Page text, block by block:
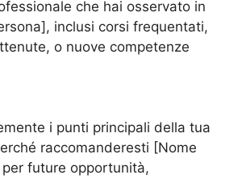
che hai osservato in
inclusi corsi frequentati,
o nuove competenze
i punti principali della tua
raccomanderesti [Nome
future opportunità,